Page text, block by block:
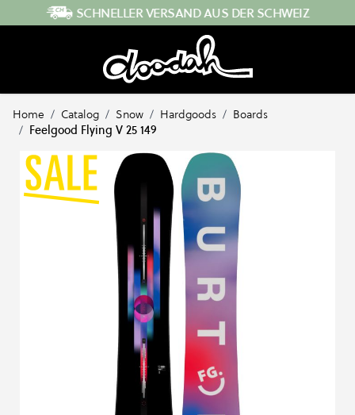
Direkt zum InhaltSCHNELLER VERSAND AUS DER SCHWEIZ
Home / Catalog / Snow / Hardgoods / Boards
/ Feelgood Flying V 25 149